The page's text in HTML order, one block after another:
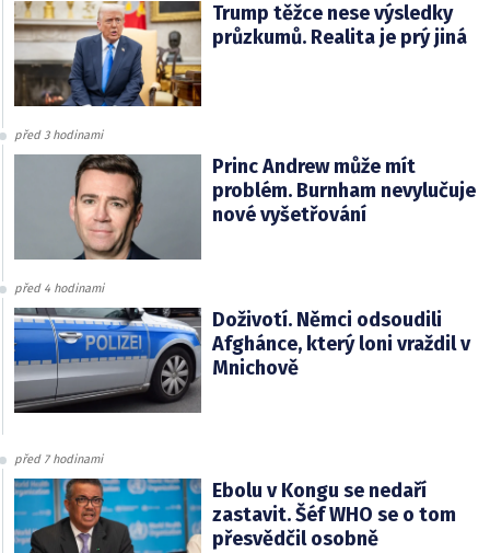
Trump těžce nese výsledky
průzkumů. Realita je prý jiná
před 3 hodinami
Princ Andrew může mít
problém. Burnham nevylučuje
nové vyšetřování
před 4 hodinami
Doživotí. Němci odsoudili
Afghánce, který loni vraždil v
Mnichově
před 7 hodinami
Ebolu v Kongu se nedaří
zastavit. Šéf WHO se o tom
přesvědčil osobně